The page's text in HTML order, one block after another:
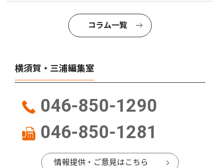
コラム一覧
横須賀・三浦編集室
046-850-1290
046-850-1281
情報提供・ご意見はこちら